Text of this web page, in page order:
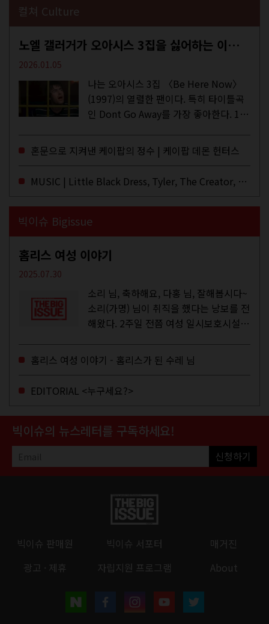
컬쳐 Culture
노엘 갤러거가 오아시스 3집을 싫어하는 이유 | DEFINITELY MAYBE, AGAIN
2026.01.05
나는 오아시스 3집 〈Be Here Now〉
(1997)의 열렬한 팬이다. 특히 타이틀곡
인 Dont Go Away를 가장 좋아한다. 15
이브·데모·부틀렉을 합쳐 3만 번 이상은
듣지 않았나 싶다. 이토록...
혼문으로 지켜낸 케이팝의 정수 | 케이팝 데몬 헌터스
MUSIC | Little Black Dress, Tyler, The Creator, Essie Jain
빅이슈 Bigissue
홈리스 여성 이야기
2025.07.30
소리 님, 축하해요, 다홍 님, 잘해봅시다~
소리(가명) 님이 취직을 했다는 낭보를 전
해왔다. 2주일 전쯤 여성 일시보호시설에
고, 저 오늘이 마지막이에요, 이렇게 인사
를 하고 가셨던...
홈리스 여성 이야기 - 홈리스가 된 수레 님
EDITORIAL <누구세요?>
빅이슈의 뉴스레터를 구독하세요!
신청하기
빅이슈 판매원 빅이슈 서포터
매거진
광고 · 제휴
자립지원 프로그램 About